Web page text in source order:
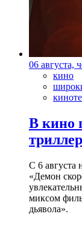
06 августа,
кино
В кино
С 6
«Демон
миксом
дьявола».